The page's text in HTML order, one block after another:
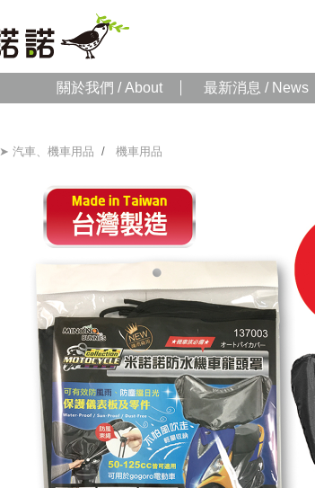
關於我們 / About 最新消息 / News
➤ 汽車、機車用品 / 機車用品